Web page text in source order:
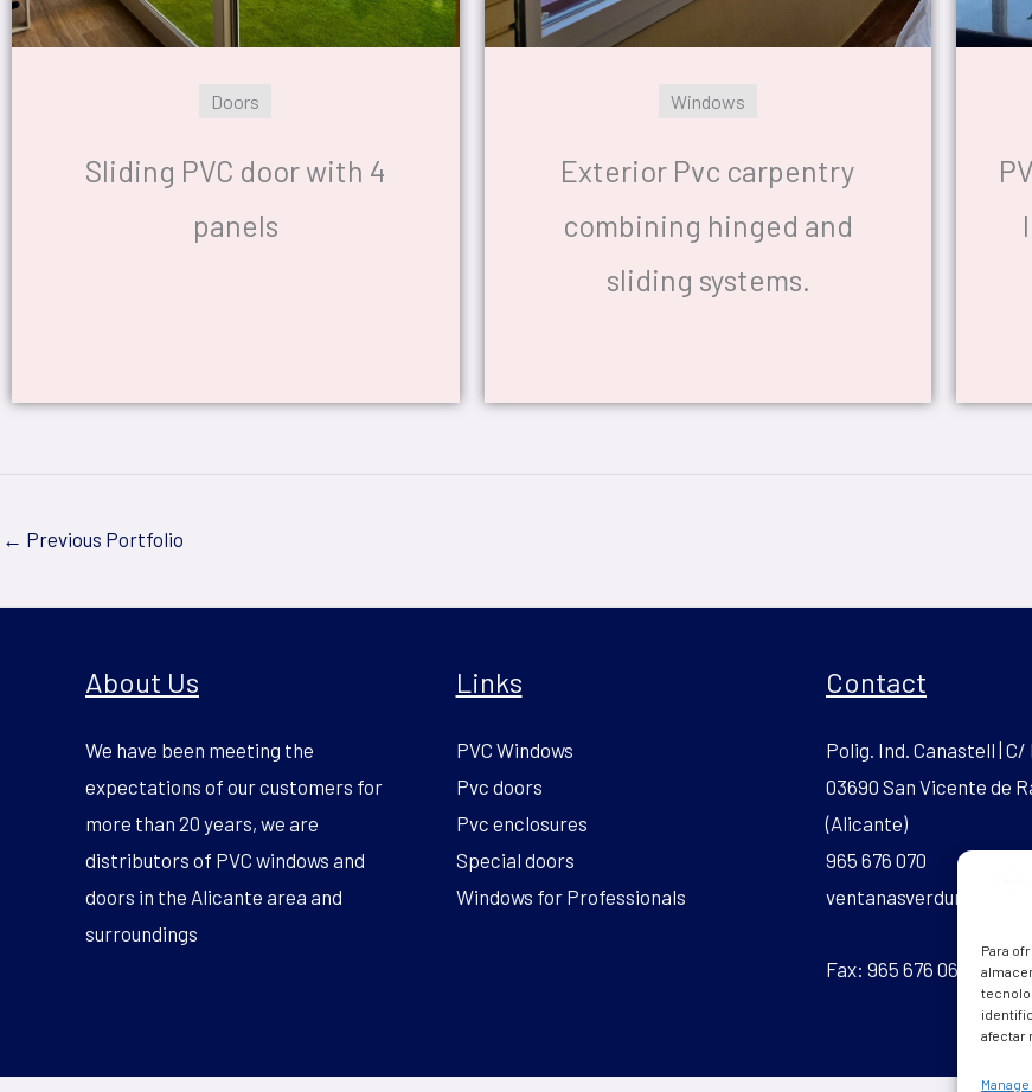
Para
afectar
Doors
Sliding PVC door with 4
panels
Windows
Exterior Pvc carpentry
combining hinged and
sliding systems.
← Previous Portfolio
About Us
We have been meeting the
expectations of our customers for
more than 20 years, we are
distributors of PVC windows and
doors in the Alicante area and
surroundings
Links
PVC Windows
Pvc doors
Pvc enclosures
Special doors
Windows for Professionals
Contact
Polig. Ind. Canastell |
03690 San Vicente de
(Alicante)
965 676 070
Fax: 965 676 069